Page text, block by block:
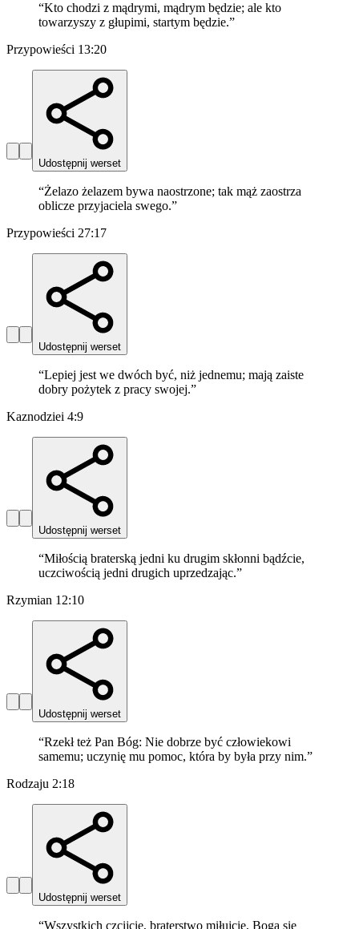
“Kto chodzi z mądrymi, mądrym będzie; ale kto
towarzyszy z głupimi, startym będzie.”
Przypowieści 13:20
Udostępnij werset
“Żelazo żelazem bywa naostrzone; tak mąż zaostrza
oblicze przyjaciela swego.”
Przypowieści 27:17
Udostępnij werset
“Lepiej jest we dwóch być, niż jednemu; mają zaiste
dobry pożytek z pracy swojej.”
Kaznodziei 4:9
Udostępnij werset
“Miłością braterską jedni ku drugim skłonni bądźcie,
uczciwością jedni drugich uprzedzając.”
Rzymian 12:10
Udostępnij werset
“Rzekł też Pan Bóg: Nie dobrze być człowiekowi
samemu; uczynię mu pomoc, która by była przy nim.”
Rodzaju 2:18
Udostępnij werset
“Wszystkich czcijcie, braterstwo miłujcie, Boga się